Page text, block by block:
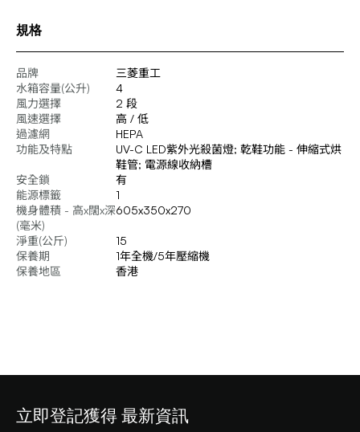
規格
品牌
三菱重工
水箱容量(公升)
4
風力選擇
2 段
風速選擇
高 / 低
過濾網
HEPA
功能及特點
UV-C LED紫外光殺菌燈; 乾鞋功能 - 伸縮式烘
鞋管; 電源線收納槽
安全鎖
有
能源標籤
1
機身體積 - 高x闊x深
(毫米)
605x350x270
淨重(公斤)
15
保養期
1年全機/5年壓縮機
保養地區
香港
立即登記獲得 最新資訊